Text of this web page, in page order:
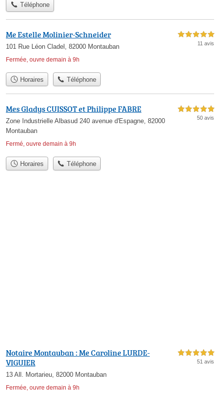
Téléphone
Me Estelle Molinier-Schneider
101 Rue Léon Cladel, 82000 Montauban
Fermée, ouvre demain à 9h
5,0 étoiles sur 5
11 avis
Horaires Téléphone
Mes Gladys CUISSOT et Philippe FABRE
Zone Industrielle Albasud 240 avenue d'Espagne, 82000
Montauban
Fermé, ouvre demain à 9h
5,0 étoiles sur 5
50 avis
Horaires Téléphone
Notaire Montauban : Me Caroline LURDE-
VIGUIER
13 All. Mortarieu, 82000 Montauban
Fermée, ouvre demain à 9h
5,0 étoiles sur 5
51 avis